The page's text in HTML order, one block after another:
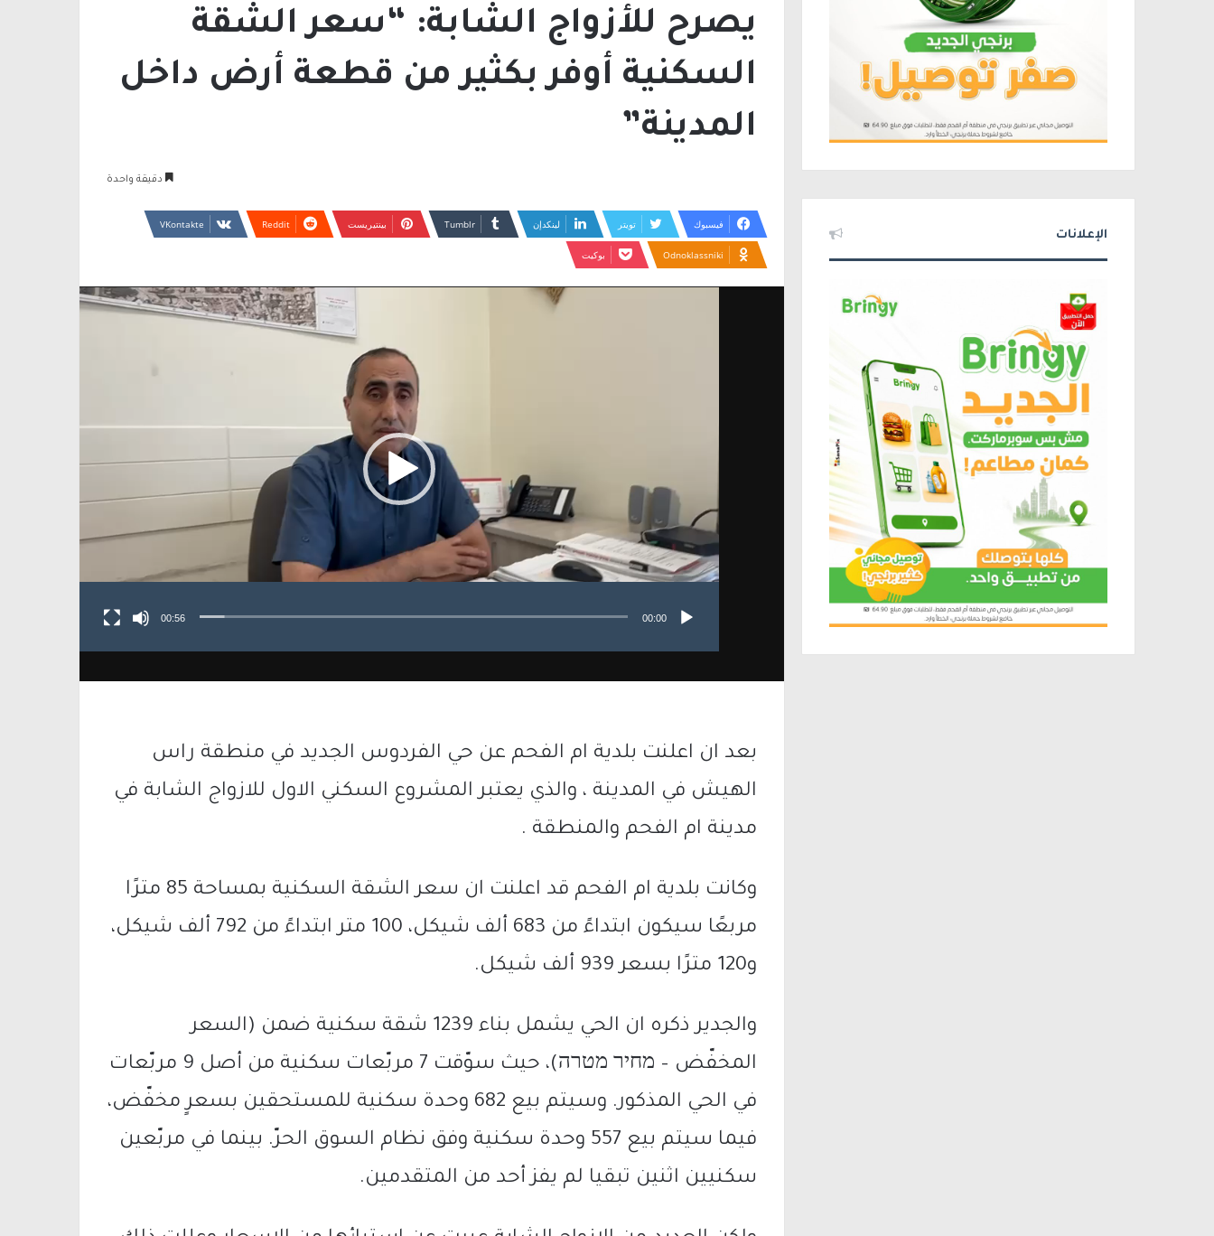
يصرح للأزواج الشابة: “سعر الشقة
السكنية أوفر بكثير من قطعة أرض داخل
المدينة”
دقيقة واحدة
فيسبوك تويتر لينكدإن بينتيريست
Odnoklassniki بوكيت
00:00
00:56
بعد ان اعلنت بلدية ام الفحم عن حي الفردوس الجديد في منطقة راس
الهيش في المدينة ، والذي يعتبر المشروع السكني الاول للازواج الشابة في
مدينة ام الفحم والمنطقة .
وكانت بلدية ام الفحم قد اعلنت ان سعر الشقة السكنية بمساحة 85 مترًا
مربعًا سيكون ابتداءً من 683 ألف شيكل، 100 متر ابتداءً من 792 ألف شيكل،
و120 مترًا بسعر 939 ألف شيكل.
والجدير ذكره ان الحي يشمل بناء 1239 شقة سكنية ضمن (السعر
المخفّض – מחיר מטרה)، حيث سوّقت 7 مربّعات سكنية من أصل 9 مربّعات
في الحي المذكور. وسيتم بيع 682 وحدة سكنية للمستحقين بسعرٍ مخفّض،
فيما سيتم بيع 557 وحدة سكنية وفق نظام السوق الحرّ. بينما في مربّعين
سكنيين اثنين تبقيا لم يفز أحد من المتقدمين.
الإعلانات